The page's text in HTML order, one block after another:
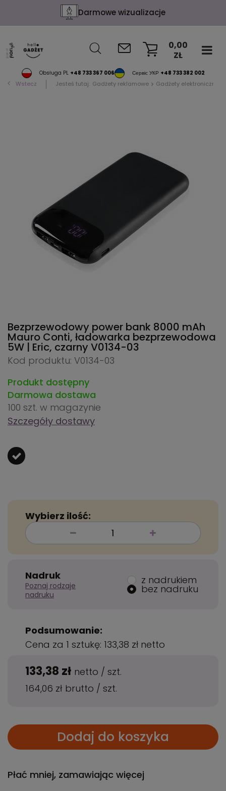
Darmowe wizualizacje
Obsługa PL +48 733 367 006 Сервіс УКР +48 733 382 002
0,00
ZŁ
Wstecz Jesteś tutaj: Gadżety reklamowe Gadżety elektroniczne
Bezprzewodowy power bank 8000 mAh
Mauro Conti, ładowarka bezprzewodowa
5W | Eric, czarnyV0134-03
Kod produktu: V0134-03
Produkt dostępny
Darmowa dostawa
100 szt. w magazynie
Szczegóły dostawy
Wybierz ilość:
Nadruk
Poznaj rodzaje
nadruku
z nadrukiem
bez nadruku
Podsumowanie:
Cena za 1 sztukę: 133,38 zł netto
133,38 zł netto / szt.
164,06 zł brutto / szt.
Dodaj do koszyka
Płać mniej, zamawiając więcej